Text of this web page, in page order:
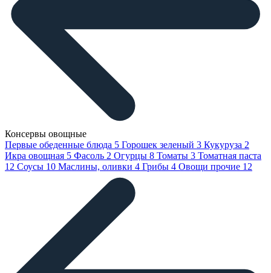
Консервы овощные
Первые обеденные блюда 5 Горошек зеленый 3 Кукуруза 2
Икра овощная 5 Фасоль 2 Огурцы 8 Томаты 3 Томатная паста
12 Соусы 10 Маслины, оливки 4 Грибы 4 Овощи прочие 12